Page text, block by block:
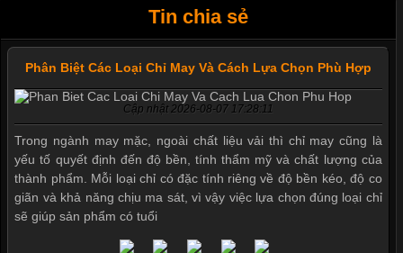
Tin chia sẻ
Phân Biệt Các Loại Chỉ May Và Cách Lựa Chọn Phù Hợp
Cập nhật 2026-08-07 17:28:11
Trong ngành may mặc, ngoài chất liệu vải thì chỉ may cũng là
yếu tố quyết định đến độ bền, tính thẩm mỹ và chất lượng của
thành phẩm. Mỗi loại chỉ có đặc tính riêng về độ bền kéo, độ co
giãn và khả năng chịu ma sát, vì vậy việc lựa chọn đúng loại chỉ
sẽ giúp sản phẩm có tuổi